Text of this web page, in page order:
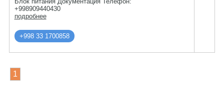
+998909440430
подробнее
+998 33 1700858
1